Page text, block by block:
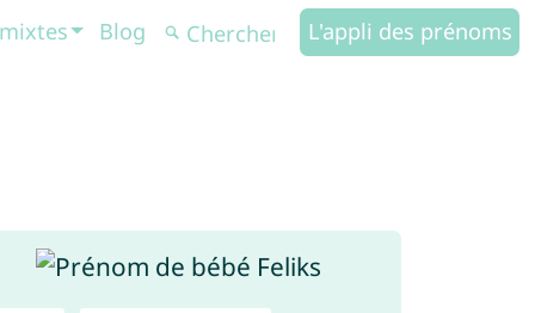
Blog L'appli des prénoms